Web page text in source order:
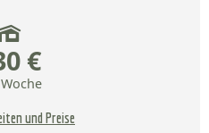
€
und Preise